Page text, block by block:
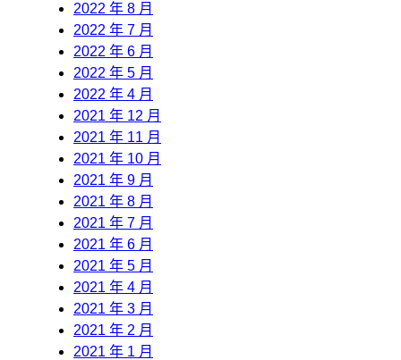
2022 年 8 月
2022 年 7 月
2022 年 6 月
2022 年 5 月
2022 年 4 月
2021 年 12 月
2021 年 11 月
2021 年 10 月
2021 年 9 月
2021 年 8 月
2021 年 7 月
2021 年 6 月
2021 年 5 月
2021 年 4 月
2021 年 3 月
2021 年 2 月
2021 年 1 月